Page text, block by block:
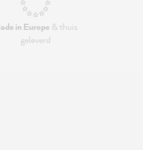
in Europe & thuis
geleverd